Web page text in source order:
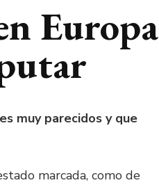
Europa
muy parecidos y que
marcada, como de